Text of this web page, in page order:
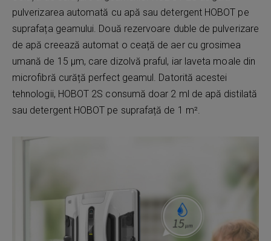
pulverizarea automată cu apă sau detergent HOBOT pe
suprafața geamului. Două rezervoare duble de pulverizare
de apă creează automat o ceață de aer cu grosimea
umană de 15 µm, care dizolvă praful, iar laveta moale din
microfibră curăță perfect geamul. Datorită acestei
tehnologii, HOBOT 2S consumă doar 2 ml de apă distilată
sau detergent HOBOT pe suprafață de 1 m².